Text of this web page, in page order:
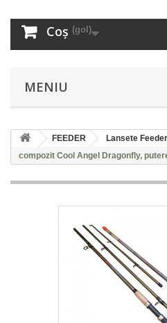
Coș (gol)
MENIU
FEEDER Lansete Feeder
compozit Cool Angel Dragonfly,